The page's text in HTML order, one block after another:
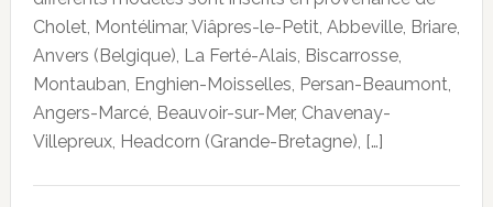
Cholet, Montélimar, Viâpres-le-Petit, Abbeville, Briare,
Anvers (Belgique), La Ferté-Alais, Biscarrosse,
Montauban, Enghien-Moisselles, Persan-Beaumont,
Angers-Marcé, Beauvoir-sur-Mer, Chavenay-
Villepreux, Headcorn (Grande-Bretagne), […]